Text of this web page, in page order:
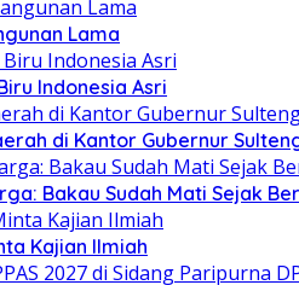
Lama
Indonesia Asri
di Kantor Gubernur
Bakau Sudah Mati Sejak
Kajian Ilmiah